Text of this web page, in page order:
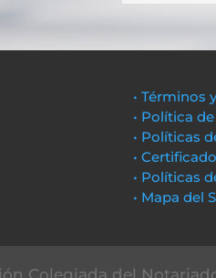
• Términos
• Política
• Políticas
•
• Políticas
• Mapa del
Colegiada del